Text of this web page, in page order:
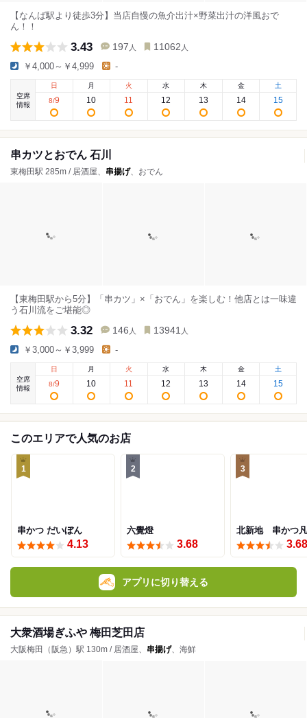
【なんば駅より徒歩3分】当店自慢の魚介出汁×野菜出汁の洋風おで
ん！！
3.43 197 人 11062 人
￥4,000～￥4,999 -
空席
情報
日
8/9
月
10
火
11
水
12
木
13
金
14
土
15
串カツとおでん 石川
東梅田駅 285m / 居酒屋、 串揚げ、おでん
【東梅田駅から5分】「串カツ」×「おでん」を楽しむ！他店とは一味違
う石川流をご堪能◎
3.32 146 人 13941 人
￥3,000～￥3,999 -
空席
情報
日
8/9
月
10
火
11
水
12
木
13
金
14
土
15
このエリアで人気のお店
1
串かつ だいぼん
4.13
2
六覺燈
3.68
3
北新地 串かつ凡
3.68
アプリに切り替える
大衆酒場ぎふや 梅田芝田店
大阪梅田（阪急）駅 130m / 居酒屋、 串揚げ、海鮮